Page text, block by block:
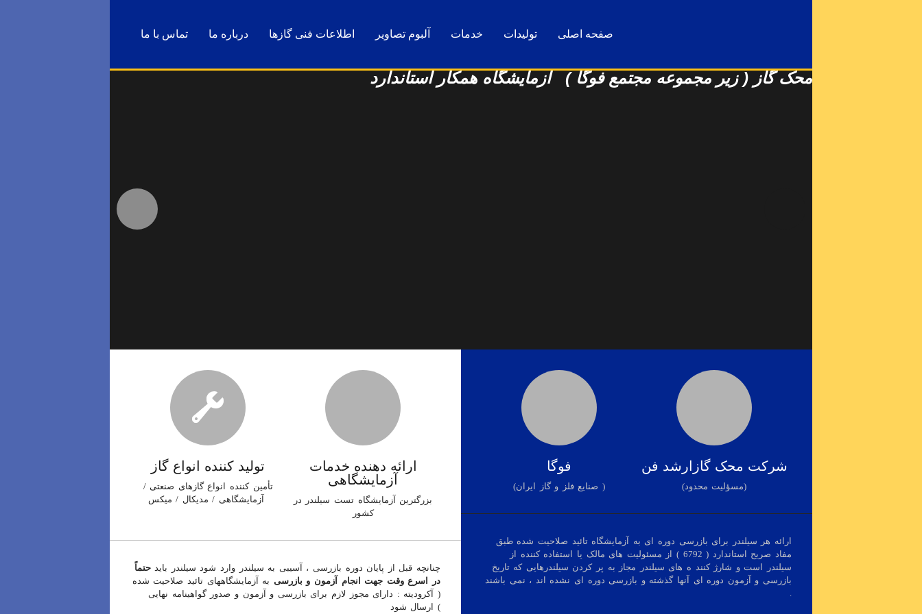
صفحه اصلی تولیدات خدمات آلبوم تصاویر اطلاعات فنی گازها درباره ما تماس با ما
محک گاز ( زیر مجموعه مجتمع فوگا ) آزمایشگاه همکار استاندارد
تولید کننده انواع گاز
تأمین کننده انواع گازهای صنعتی /
آزمایشگاهی / مدیکال / میکس
ارائه دهنده خدمات
آزمایشگاهی
بزرگترین آزمایشگاه تست سیلندر در
کشور
چنانچه قبل از پایان دوره بازرسی ، آسیبی به سیلندر وارد شود سیلندر بایدحتماً
در اسرع وقت جهت انجام آزمون و بازرسی به آزمایشگاههای تائید صلاحیت شده
( آکرودیته : دارای مجوز لازم برای بازرسی و آزمون و صدور گواهینامه نهایی
) ارسال شود
فوگا
(صنایع فلز و گاز ایران )
شرکت محک گازارشد فن
(مسؤلیت محدود)
ارائه هر سیلندر برای بازرسی دوره ای به آزمایشگاه تائید صلاحیت شده طبق
مفاد صریح استاندارد ( 6792 ) از مسئولیت های مالک یا استفاده کننده از
سیلندر است و شارژ کنند ه های سیلندر مجاز به پر کردن سیلندرهایی که تاریخ
بازرسی و آزمون دوره ای آنها گذشته و بازرسی دوره ای نشده اند ، نمی باشند